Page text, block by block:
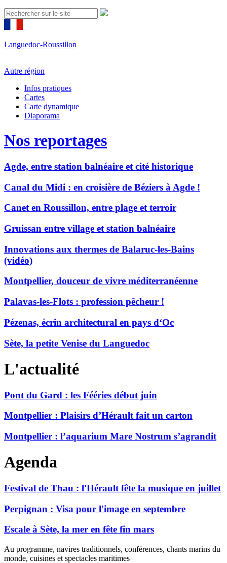
Languedoc-Roussillon
Autre région
Infos pratiques
Cartes
Carte dynamique
Diaporama
Nos reportages
Agde, entre station balnéaire et cité historique
Canal du Midi : en croisière de Béziers à Agde !
Canet en Roussillon, entre plage et terroir
Gruissan entre village et station balnéaire
Innovations aux thermes de Balaruc-les-Bains
(vidéo)
Montpellier, douceur de vivre méditerranéenne
Palavas-les-Flots : profession pêcheur !
Pézenas, écrin architectural en pays d‘Oc
Sète, la petite Venise du Languedoc
L'actualité
Pont du Gard : les Fééries début juin
Montpellier : Plaisirs d’Hérault fait un carton
Montpellier : l’aquarium Mare Nostrum s’agrandit
Agenda
Festival de Thau : l'Hérault fête la musique en juillet
Perpignan : Visa pour l'image en septembre
Escale à Sète, la mer en fête fin mars
Au programme, navires traditionnels, conférences, chants marins du
monde, cuisines et spectacles maritimes